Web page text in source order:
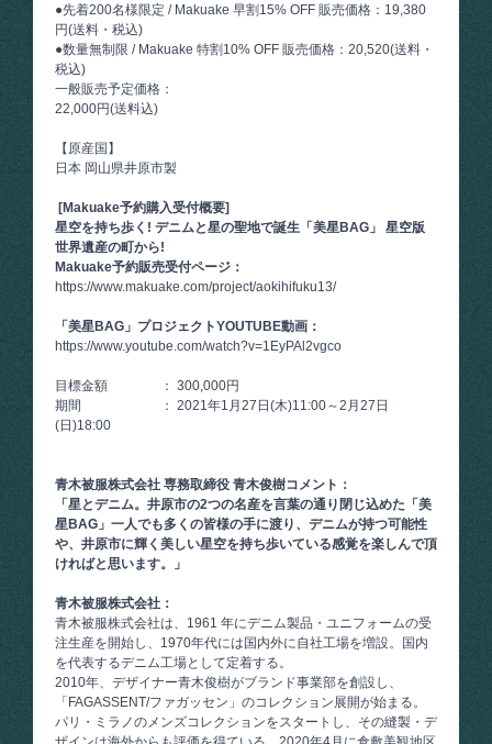
●先着200名様限定 / Makuake 早割15% OFF 販売価格：19,380
円(送料・税込)
●数量無制限 / Makuake 特割10% OFF 販売価格：20,520(送料・
税込)
一般販売予定価格：
22,000円(送料込)
【原産国】
日本 岡山県井原市製
[Makuake予約購入受付概要]
星空を持ち歩く! デニムと星の聖地で誕生「美星BAG」 星空版
世界遺産の町から!
Makuake予約販売受付ページ：
https://www.makuake.com/project/aokihifuku13/
「美星BAG」プロジェクトYOUTUBE動画：
https://www.youtube.com/watch?v=1EyPAl2vgco
目標金額 ： 300,000円
期間 ： 2021年1月27日(木)11:00～2月27日
(日)18:00
青木被服株式会社 専務取締役 青木俊樹コメント：
「星とデニム。井原市の2つの名産を言葉の通り閉じ込めた「美
星BAG」一人でも多くの皆様の手に渡り、デニムが持つ可能性
や、井原市に輝く美しい星空を持ち歩いている感覚を楽しんで頂
ければと思います。」
青木被服株式会社：
青木被服株式会社は、1961 年にデニム製品・ユニフォームの受
注生産を開始し、1970年代には国内外に自社工場を増設。国内
を代表するデニム工場として定着する。
2010年、デザイナー青木俊樹がブランド事業部を創設し、
「FAGASSENT/ファガッセン」のコレクション展開が始まる。
パリ・ミラノのメンズコレクションをスタートし、その縫製・デ